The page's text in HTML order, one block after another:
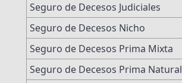
Seguro de Decesos Judiciales
Seguro de Decesos Nicho
Seguro de Decesos Prima Mixta
Seguro de Decesos Prima Natural